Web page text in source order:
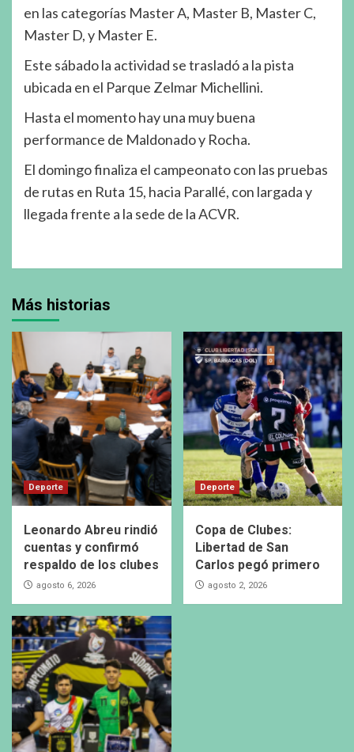
en las categorías Master A, Master B, Master C,
Master D, y Master E.
Este sábado la actividad se trasladó a la pista
ubicada en el Parque Zelmar Michellini.
Hasta el momento hay una muy buena
performance de Maldonado y Rocha.
El domingo finaliza el campeonato con las pruebas
de rutas en Ruta 15, hacia Parallé, con largada y
llegada frente a la sede de la ACVR.
Más historias
Deporte
Leonardo Abreu rindió
cuentas y confirmó
respaldo de los clubes
agosto 6, 2026
Deporte
Copa de Clubes:
Libertad de San
Carlos pegó primero
agosto 2, 2026